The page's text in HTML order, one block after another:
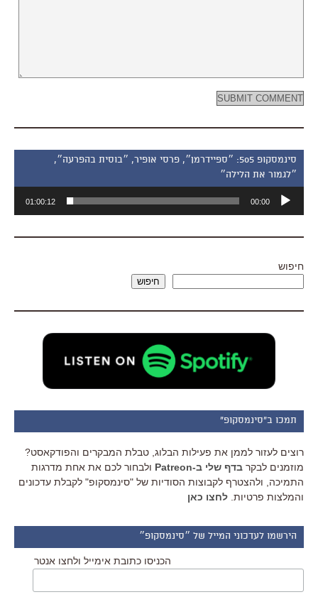
סינמסקופ 505: ״ספיידרמן״, פרסי אופיר, ״בוסית בהפרעה״,
״לגמור את הלילה״
אודיו
00:00
01:00:12
חיפוש
חיפוש
תמכו ב"סינמסקופ"
רוצים לעזור לממן את פעילות הבלוג, טבלת המבקרים והפודקאסט?
מוזמנים לבקר בדף שלי ב-Patreon
ולבחור לכם את אחת מדרגות
התמיכה, ולהצטרף לקבוצות הסודיות של "סינמסקופ" לקבלת עדכונים
והמלצות פרטיות. לחצו כאן
הירשמו לעדכוני המייל של ״סינמסקופ״
הכניסו כתובת אימייל ולחצו אנטר